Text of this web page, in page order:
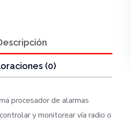
(0)
procesador de alarmas
y monitorear vía radio o